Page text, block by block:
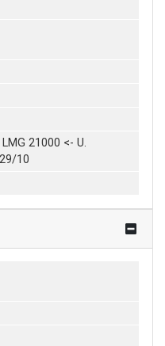
21000 <- U.
10